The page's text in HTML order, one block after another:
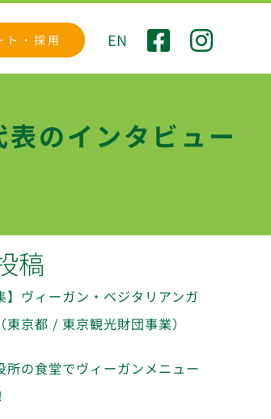
ト・採用 EN
のインタビュー
稿
】ヴィーガン・ベジタリアンガ
東京都 / 東京観光財団事業）
所の食堂でヴィーガンメニュー